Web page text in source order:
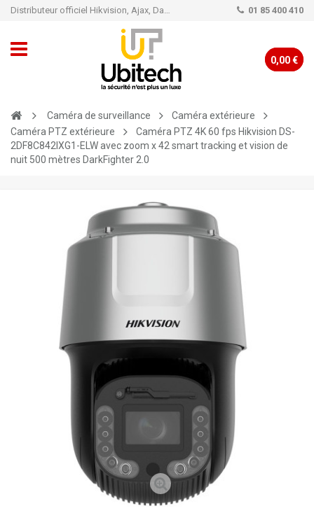
Distributeur officiel Hikvision, Ajax, Dahua, TP-Link - Caméra de vidéo surveillance - Alarme 01 85 400 410
0,00 €
Caméra de surveillance
Caméra extérieure
Caméra PTZ extérieure
Caméra PTZ 4K 60 fps Hikvision DS-
2DF8C842IXG1-ELW avec zoom x 42 smart tracking et vision de
nuit 500 mètres DarkFighter 2.0